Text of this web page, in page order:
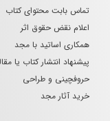
تماس بابت محتوای کتاب
اعلام نقض حقوق اثر
همکاری اساتید با مجد
پیشنهاد انتشار کتاب یا
حروفچینی و طراحی
خرید آثار مجد